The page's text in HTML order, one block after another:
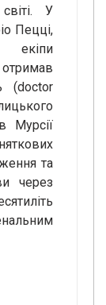
У
Пецці,
екіпи
(doctor
Мурсії
та
через